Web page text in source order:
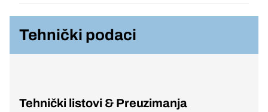
Tehnički podaci
Tehnički listovi & Preuzimanja